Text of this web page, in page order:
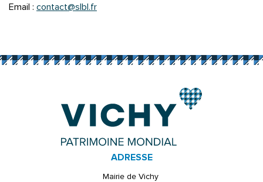
Email : contact@slbl.fr
ADRESSE
Mairie de Vichy